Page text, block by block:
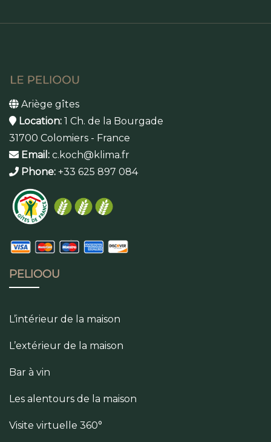
Ariège gîtes
Location: 1 Ch. de la Bourgade
31700 Colomiers - France
Email: c.koch@klima.fr
Phone: +33 625 897 084
PELIOOU
L’intérieur de la maison
L’extérieur de la maison
Bar à vin
Les alentours de la maison
Visite virtuelle 360°